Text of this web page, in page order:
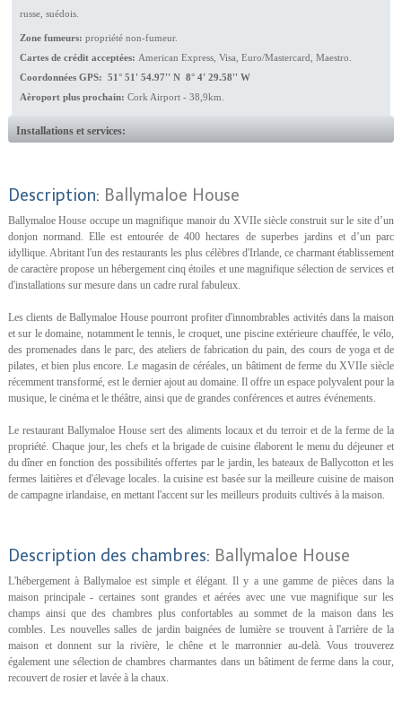
russe, suédois.
Zone fumeurs: propriété non-fumeur.
Cartes de crédit acceptées: American Express, Visa, Euro/Mastercard, Maestro.
Coordonnées GPS: 51° 51' 54.97'' N 8° 4' 29.58'' W
Aèroport plus prochain: Cork Airport - 38,9km.
Installations et services:
Description: Ballymaloe House
Ballymaloe House occupe un magnifique manoir du XVIIe siècle construit sur le site d’un
donjon normand. Elle est entourée de 400 hectares de superbes jardins et d’un parc
idyllique. Abritant l'un des restaurants les plus célèbres d'Irlande, ce charmant établissement
de caractère propose un hébergement cinq étoiles et une magnifique sélection de services et
d'installations sur mesure dans un cadre rural fabuleux.
Les clients de Ballymaloe House pourront profiter d'innombrables activités dans la maison
et sur le domaine, notamment le tennis, le croquet, une piscine extérieure chauffée, le vélo,
des promenades dans le parc, des ateliers de fabrication du pain, des cours de yoga et de
pilates, et bien plus encore. Le magasin de céréales, un bâtiment de ferme du XVIIe siècle
récemment transformé, est le dernier ajout au domaine. Il offre un espace polyvalent pour la
musique, le cinéma et le théâtre, ainsi que de grandes conférences et autres événements.
Le restaurant Ballymaloe House sert des aliments locaux et du terroir et de la ferme de la
propriété. Chaque jour, les chefs et la brigade de cuisine élaborent le menu du déjeuner et
du dîner en fonction des possibilités offertes par le jardin, les bateaux de Ballycotton et les
fermes laitières et d'élevage locales. la cuisine est basée sur la meilleure cuisine de maison
de campagne irlandaise, en mettant l'accent sur les meilleurs produits cultivés à la maison.
Description des chambres: Ballymaloe House
L'hébergement à Ballymaloe est simple et élégant. Il y a une gamme de pièces dans la
maison principale - certaines sont grandes et aérées avec une vue magnifique sur les
champs ainsi que des chambres plus confortables au sommet de la maison dans les
combles. Les nouvelles salles de jardin baignées de lumière se trouvent à l'arrière de la
maison et donnent sur la rivière, le chêne et le marronnier au-delà. Vous trouverez
également une sélection de chambres charmantes dans un bâtiment de ferme dans la cour,
recouvert de rosier et lavée à la chaux.